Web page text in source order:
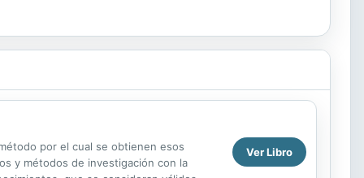
por el cual se obtienen esos
y métodos de investigación con la
Ver Libro